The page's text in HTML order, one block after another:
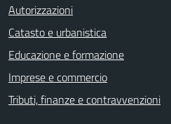
Autorizzazioni
Catasto e urbanistica
Educazione e formazione
Imprese e commercio
Tributi, finanze e contravvenzioni